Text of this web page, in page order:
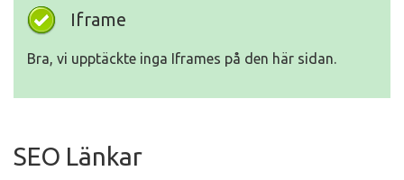
Iframe
Bra, vi upptäckte inga Iframes på den här sidan.
SEO Länkar